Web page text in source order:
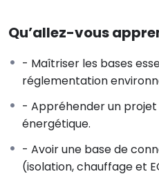
d’énergie du secteur
– Consommation d’énergie
rénovation globale et
2 – Connaître le rôle des
l’acte de construire
– Le maître d‘ouvrage, le
l’assistant au maître
Qu’allez-vous
- Maîtriser les bases
réglementation
- Appréhender un
énergétique.
- Avoir une base de
(isolation, chauffage et